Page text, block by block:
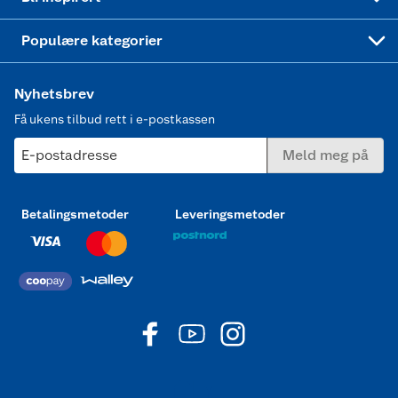
Populære kategorier
Nyhetsbrev
Få ukens tilbud rett i e-postkassen
E-postadresse Meld meg på
Betalingsmetoder Leveringsmetoder